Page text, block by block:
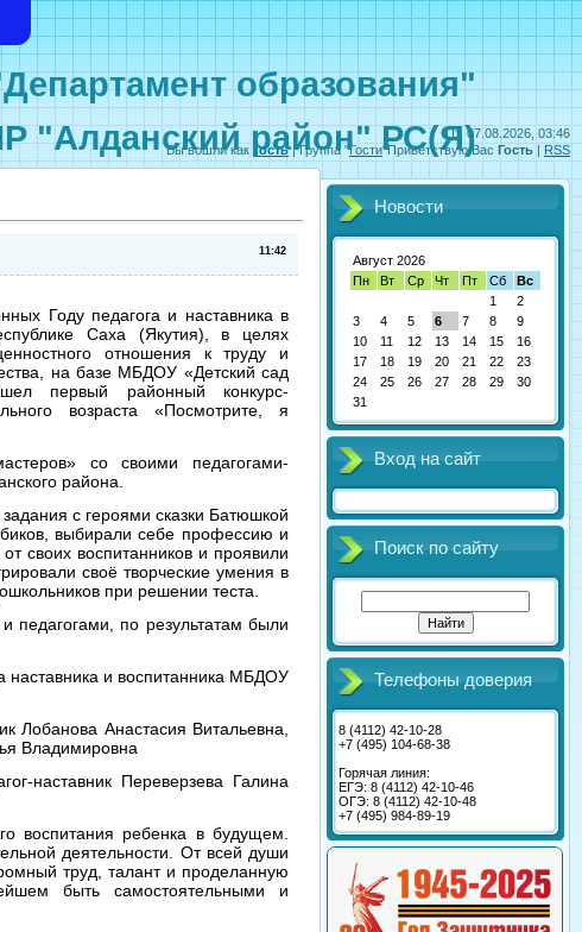
Пт, 07.08.2026, 03:46
Вы вошли как Гость|Группа "Гости"Приветствую Вас Гость | RSS
образования"
"Алданский район" РС(Я)
11:42
Году педагога и наставника в
Саха (Якутия), в целях
отношения к труду и
на базе МБДОУ «Детский сад
первый районный конкурс-
возраста «Посмотрите, я
со своими педагогами-
района.
с героями сказки Батюшкой
выбирали себе профессию и
своих воспитанников и проявили
своё творческие умения в
при решении теста.
педагогами, по результатам были
наставника и воспитанника МБДОУ
Анастасия Витальевна,
Владимировна
наставник Переверзева Галина
воспитания ребенка в будущем.
деятельности. От всей души
труд, талант и проделанную
быть самостоятельными и
Новости
Август 2026
Пн
Вт Ср Чт Пт Сб
Вс
1
2
3
4 5 6 7 8
9
10
11 12 13 14 15
16
17
18 19 20 21 22
23
24
25 26 27 28 29
30
31
Вход на сайт
Поиск по сайту
Телефоны доверия
8 (4112) 42-10-28
+7 (495) 104-68-38
Горячая линия:
ЕГЭ: 8 (4112) 42-10-46
ОГЭ: 8 (4112) 42-10-48
+7 (495) 984-89-19